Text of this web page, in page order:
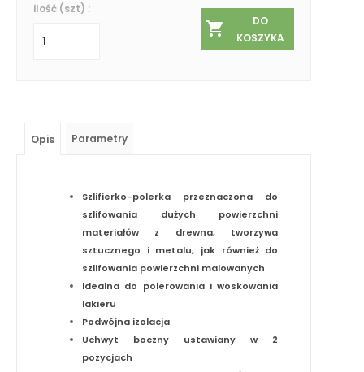
ilość (szt) :
DO
KOSZYKA
Opis Parametry
Szlifierko-polerka przeznaczona do
szlifowania dużych powierzchni
materiałów z drewna, tworzywa
sztucznego i metalu, jak również do
szlifowania powierzchni malowanych
Idealna do polerowania i woskowania
lakieru
Podwójna izolacja
Uchwyt boczny ustawiany w 2
pozycjach